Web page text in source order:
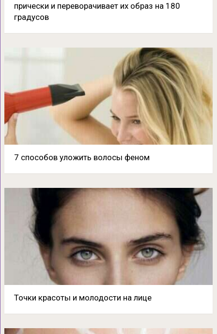
прически и переворачивает их образ на 180
градусов
7 способов уложить волосы феном
Точки красоты и молодости на лице